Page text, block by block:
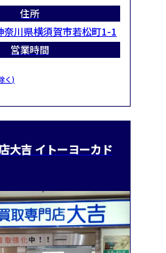
住所
奈川県横須賀市若松町1-1
営業時間
く)
大吉 イトーヨーカド